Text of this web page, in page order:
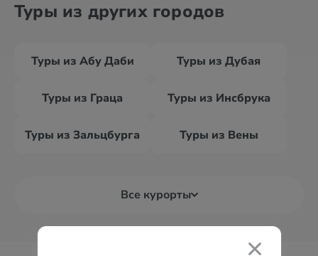
Туры из других городов
Туры из Абу Даби Туры из Дубая
Туры из Граца Туры из Инсбрука
Туры из Зальцбурга Туры из Вены
Все курорты